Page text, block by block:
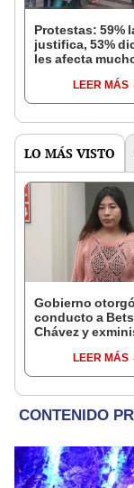
Protestas: 59%
justifica, 53%
les afecta
LEER MÁS
LO MÁS VISTO
Gobierno
conducto a
Chávez y
madrugadaLEER MÁS